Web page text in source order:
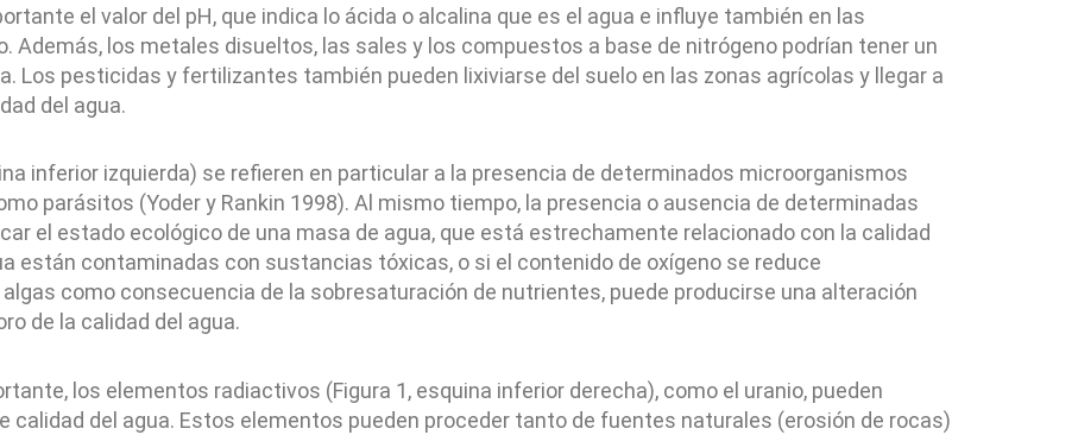
el valor del pH, que indica lo ácida o alcalina que es el agua e influye también en las
Además, los metales disueltos, las sales y los compuestos a base de nitrógeno podrían tener un
Los pesticidas y fertilizantes también pueden lixiviarse del suelo en las zonas agrícolas y llegar a
del agua.
inferior izquierda) se refieren en particular a la presencia de determinados microorganismos
parásitos (Yoder y Rankin 1998). Al mismo tiempo, la presencia o ausencia de determinadas
el estado ecológico de una masa de agua, que está estrechamente relacionado con la calidad
están contaminadas con sustancias tóxicas, o si el contenido de oxígeno se reduce
como consecuencia de la sobresaturación de nutrientes, puede producirse una alteración
de la calidad del agua.
los elementos radiactivos (Figura 1, esquina inferior derecha), como el uranio, pueden
calidad del agua. Estos elementos pueden proceder tanto de fuentes naturales (erosión de rocas)